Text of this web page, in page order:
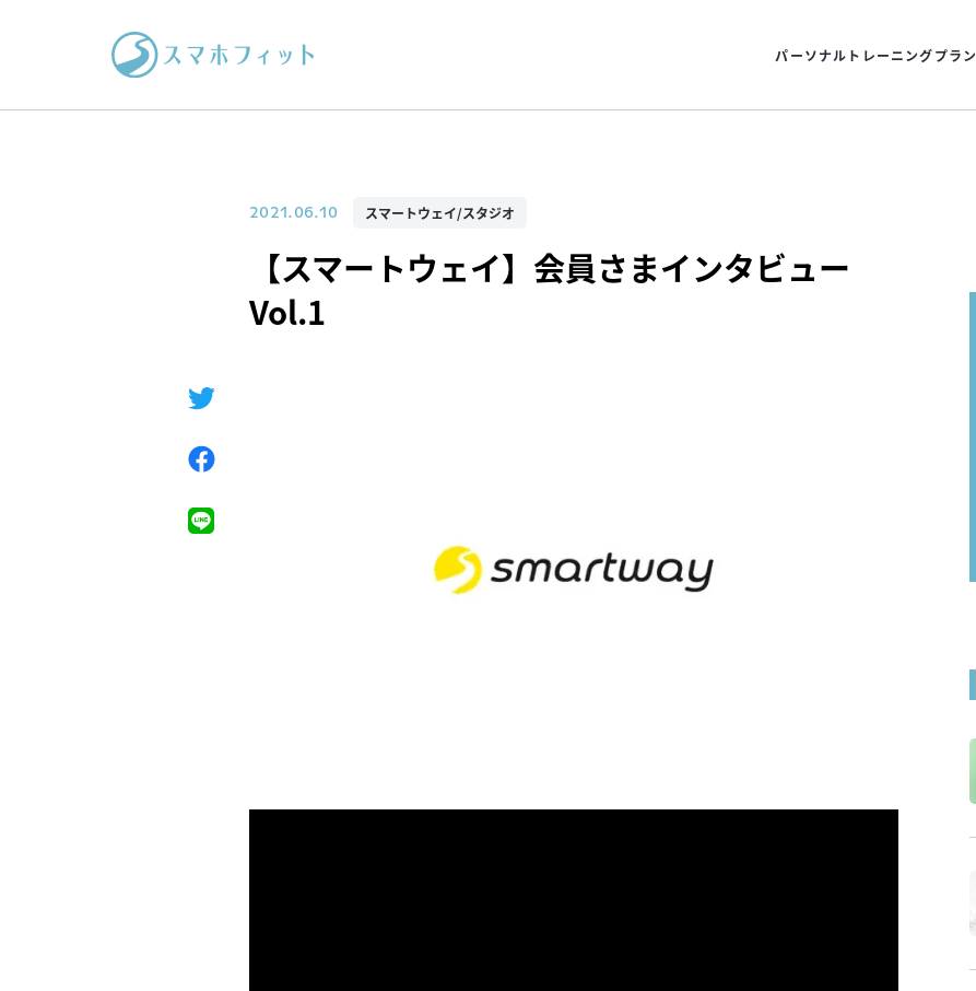
パーソナルトレーニングプラン
2021.06.10 スマートウェイ/スタジオ
【スマートウェイ】会員さまインタビュー
Vol.1